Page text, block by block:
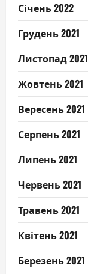
Січень 2022
Грудень 2021
Листопад 2021
Жовтень 2021
Вересень 2021
Серпень 2021
Липень 2021
Червень 2021
Травень 2021
Квітень 2021
Березень 2021